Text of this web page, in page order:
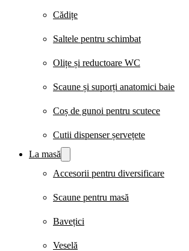
Cădițe
Saltele pentru schimbat
Olițe și reductoare WC
Scaune și suporți anatomici baie
Coș de gunoi pentru scutece
Cutii dispenser șervețete
La masă
Accesorii pentru diversificare
Scaune pentru masă
Bavețici
Veselă